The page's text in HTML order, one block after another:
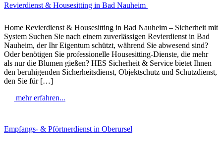
Revierdienst & Housesitting in Bad Nauheim
Home Revierdienst & Housesitting in Bad Nauheim – Sicherheit mit
System Suchen Sie nach einem zuverlässigen Revierdienst in Bad
Nauheim, der Ihr Eigentum schützt, während Sie abwesend sind?
Oder benötigen Sie professionelle Housesitting-Dienste, die mehr
als nur die Blumen gießen? HES Sicherheit & Service bietet Ihnen
den beruhigenden Sicherheitsdienst, Objektschutz und Schutzdienst,
den Sie für […]
mehr erfahren...
Empfangs- & Pförtnerdienst in Oberursel